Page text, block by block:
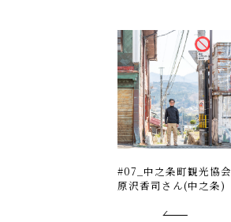
#07_中之条町観光協会
原沢香司さん(中之条)